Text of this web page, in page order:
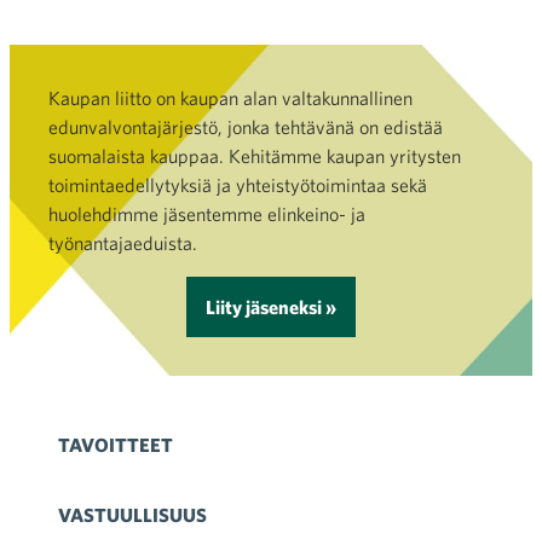
Kaupan liitto on kaupan alan valtakunnallinen
edunvalvontajärjestö, jonka tehtävänä on edistää
suomalaista kauppaa. Kehitämme kaupan yritysten
toimintaedellytyksiä ja yhteistyötoimintaa sekä
huolehdimme jäsentemme elinkeino- ja
työnantajaeduista.
Liity jäseneksi »
TAVOITTEET
VASTUULLISUUS